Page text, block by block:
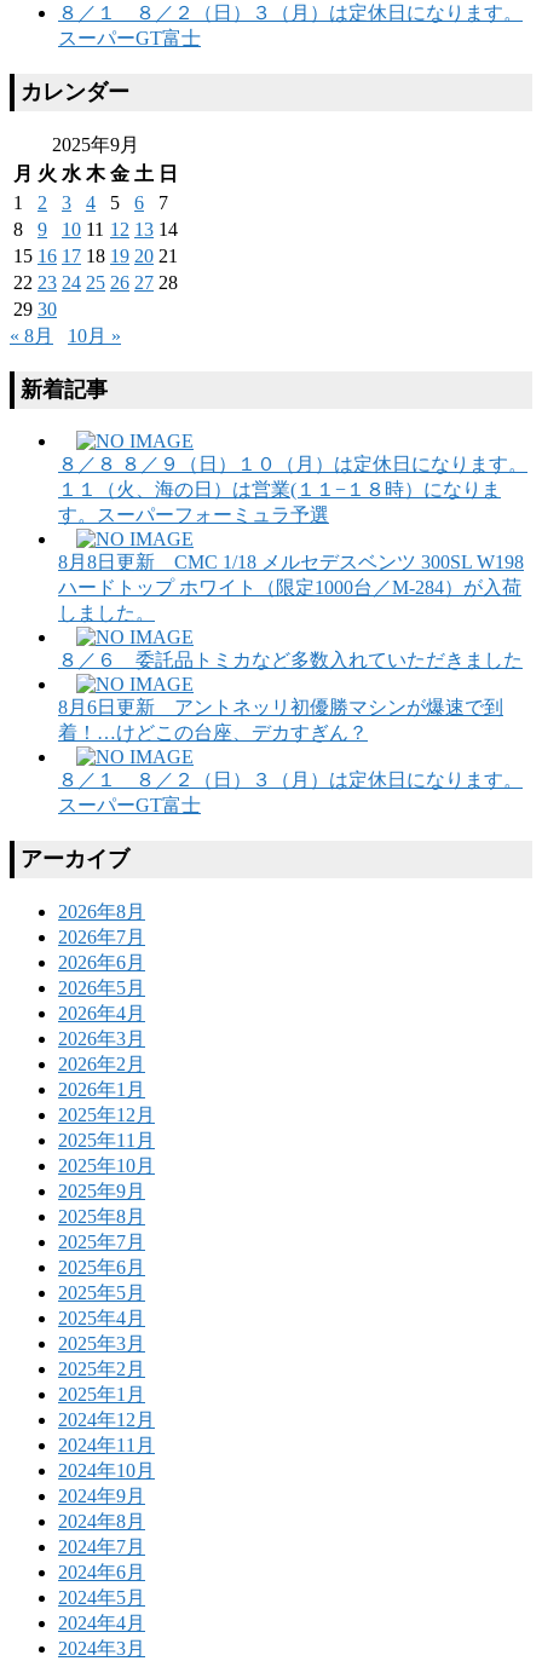
８／１ ８／２（日）３（月）は定休日になります。
スーパーGT富士
カレンダー
2025年9月
月 火 水 木 金 土 日
1
2 3 4 5 6
7
8
9 10 11 12 13 14
15 16 17 18 19 20 21
22 23 24 25 26 27 28
29 30
« 8月
10月 »
新着記事
８／８ ８／９（日）１０（月）は定休日になります。
１１（火、海の日）は営業(１１−１８時）になりま
す。スーパーフォーミュラ予選
8月8日更新 CMC 1/18 メルセデスベンツ 300SL W198
ハードトップ ホワイト（限定1000台／M-284）が入荷
しました。
８／６ 委託品トミカなど多数入れていただきました
8月6日更新 アントネッリ初優勝マシンが爆速で到
着！…けどこの台座、デカすぎん？
８／１ ８／２（日）３（月）は定休日になります。
スーパーGT富士
アーカイブ
2026年8月
2026年7月
2026年6月
2026年5月
2026年4月
2026年3月
2026年2月
2026年1月
2025年12月
2025年11月
2025年10月
2025年9月
2025年8月
2025年7月
2025年6月
2025年5月
2025年4月
2025年3月
2025年2月
2025年1月
2024年12月
2024年11月
2024年10月
2024年9月
2024年8月
2024年7月
2024年6月
2024年5月
2024年4月
2024年3月